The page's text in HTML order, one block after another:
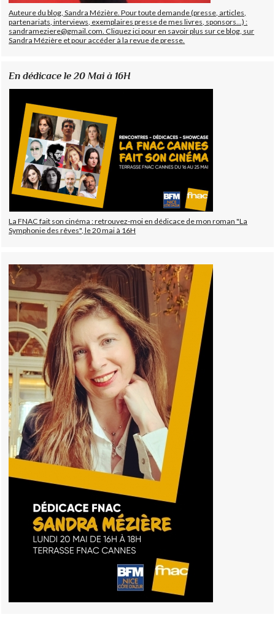
Auteure du blog, Sandra Mézière. Pour toute demande (presse, articles,
partenariats, interviews, exemplaires presse de mes livres, sponsors...) :
sandrameziere@gmail.com. Cliquez ici pour en savoir plus sur ce blog, sur
Sandra Mézière et pour accéder à la revue de presse.
En dédicace le 20 Mai à 16H
La FNAC fait son cinéma : retrouvez-moi en dédicace de mon roman "La
Symphonie des rêves", le 20 mai à 16H